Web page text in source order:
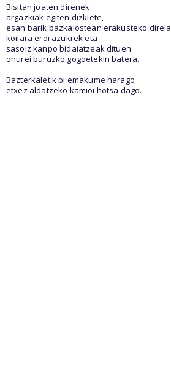
Bisitan joaten direnek
argazkiak egiten dizkiete,
esan barik bazkalostean erakusteko direla
koilara erdi azukrek eta
sasoiz kanpo bidaiatzeak dituen
onurei buruzko gogoetekin batera.
Bazterkaletik bi emakume harago
etxez aldatzeko kamioi hotsa dago.